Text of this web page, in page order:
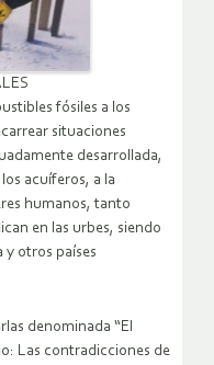
fósiles a los
situaciones
desarrollada,
acuíferos, a la
humanos, tanto
en las urbes, siendo
y otros países
denominada “El
Las contradicciones de